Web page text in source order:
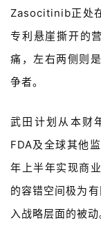
Zasocitinib正处
专利悬崖撕开的
痛，左右两侧则是
争者。
武田计划从本财
FDA及全球其他
年上半年实现商
的容错空间极为
入战略层面的被动